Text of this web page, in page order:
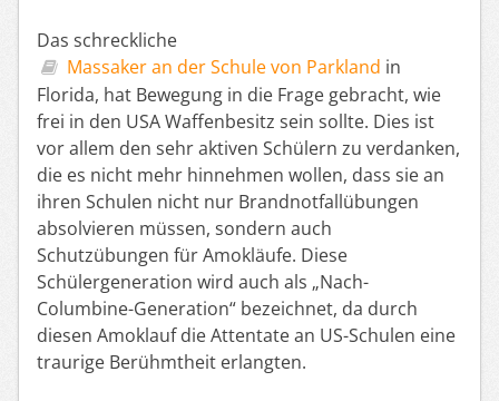
Das schreckliche
Massaker an der Schule von Parkland in
Florida, hat Bewegung in die Frage gebracht, wie
frei in den USA Waffenbesitz sein sollte. Dies ist
vor allem den sehr aktiven Schülern zu verdanken,
die es nicht mehr hinnehmen wollen, dass sie an
ihren Schulen nicht nur Brandnotfallübungen
absolvieren müssen, sondern auch
Schutzübungen für Amokläufe. Diese
Schülergeneration wird auch als „Nach-
Columbine-Generation“ bezeichnet, da durch
diesen Amoklauf die Attentate an US-Schulen eine
traurige Berühmtheit erlangten.